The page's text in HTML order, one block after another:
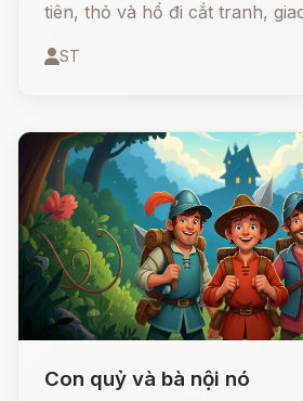
tiên, thỏ và hổ đi cắt tranh,
ST
Con quỷ và bà nội nó